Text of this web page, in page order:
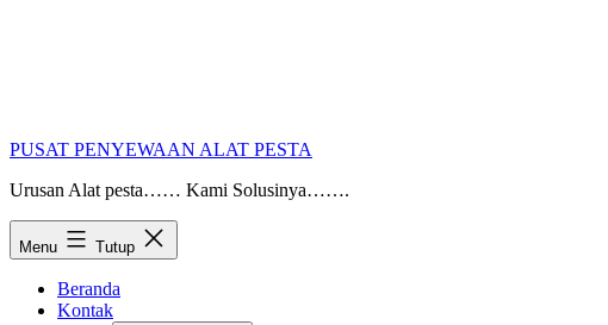
PUSAT PENYEWAAN ALAT PESTA
Urusan Alat pesta…… Kami Solusinya…….
Menu Tutup
Beranda
Kontak